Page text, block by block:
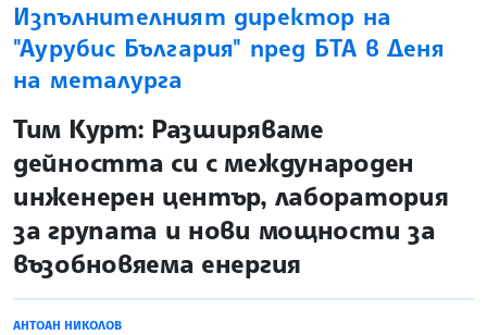
Изпълнителният директор на
"Аурубис България" пред БТА в Деня
на металурга
site.bta
Тим Курт: Разширяваме
дейността си с международен
инженерен център, лаборатория
за групата и нови мощности за
възобновяема енергия
АНТОАН НИКОЛОВ